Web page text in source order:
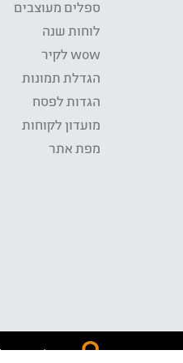
ספלים מעוצבים
לוחות שנה
wow לקיר
הגדלת תמונות
הגדות לפסח
מועדון לקוחות
מפת אתר
התשלום באתר WOW מאובטח בטכנולוגית SSL